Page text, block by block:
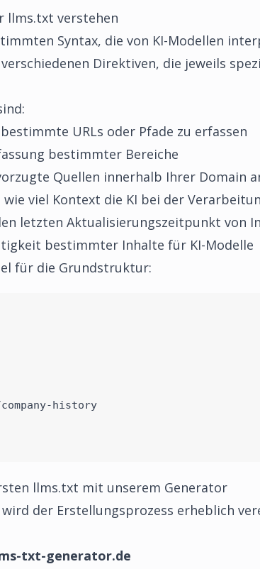
llms.txt verstehen
Syntax, die von KI-Modellen
Direktiven, die jeweils
URLs oder Pfade zu erfassen
bestimmter Bereiche
Quellen innerhalb Ihrer Domain
wie viel Kontext die KI bei der
letzten Aktualisierungszeitpunkt von
bestimmter Inhalte für KI-Modelle
für die Grundstruktur:
history
llms.txt mit unserem Generator
wird der Erstellungsprozess erheblich
txt-generator.de